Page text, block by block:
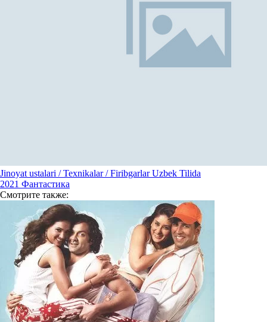
Jinoyat ustalari / Texnikalar / Firibgarlar Uzbek Tilida
2021 Фантастика
Смотрите также: